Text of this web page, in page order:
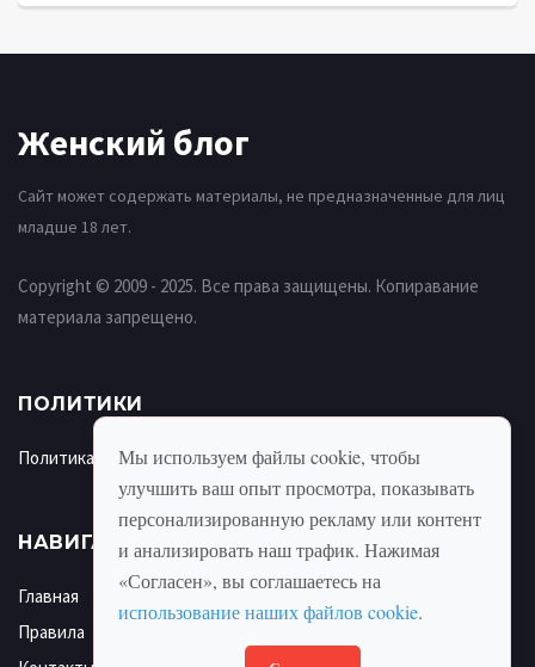
Женский блог
Сайт может содержать материалы, не предназначенные для лиц
младше 18 лет.
Copyright © 2009 - 2025. Все права защищены. Копиравание
материала запрещено.
ПОЛИТИКИ
Политика использования cookie
НАВИГАЦИЯ
Главная
Правила
Мы используем файлы cookie, чтобы
улучшить ваш опыт просмотра, показывать
персонализированную рекламу или контент
и анализировать наш трафик. Нажимая
«Согласен», вы соглашаетесь на
использование наших файлов cookie.